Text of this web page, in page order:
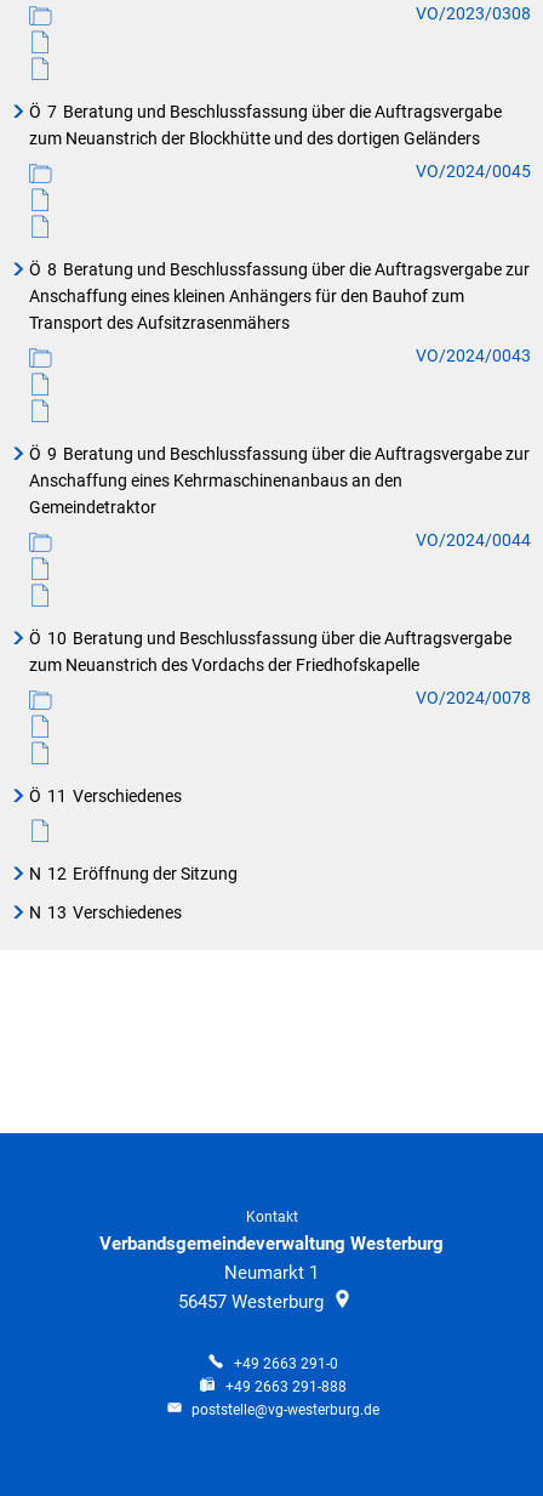
VO/2023/0308
Ö 7 Beratung und Beschlussfassung über die Auftragsvergabe
zum Neuanstrich der Blockhütte und des dortigen Geländers
VO/2024/0045
Ö 8 Beratung und Beschlussfassung über die Auftragsvergabe zur
Anschaffung eines kleinen Anhängers für den Bauhof zum
Transport des Aufsitzrasenmähers
VO/2024/0043
Ö 9 Beratung und Beschlussfassung über die Auftragsvergabe zur
Anschaffung eines Kehrmaschinenanbaus an den
Gemeindetraktor
VO/2024/0044
Ö 10 Beratung und Beschlussfassung über die Auftragsvergabe
zum Neuanstrich des Vordachs der Friedhofskapelle
VO/2024/0078
Ö 11 Verschiedenes
N 12 Eröffnung der Sitzung
N 13 Verschiedenes
Kontakt
Verbandsgemeindeverwaltung Westerburg
Neumarkt 1
56457 Westerburg
+49 2663 291-0
+49 2663 291-888
poststelle@vg-westerburg.de